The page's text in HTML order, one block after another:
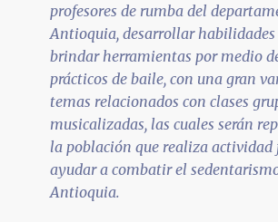
profesores de rumba del
Antioquia, desarrollar habilidades
brindar herramientas por medio
prácticos de baile, con una gran
temas relacionados con clases
musicalizadas, las cuales serán
la población que realiza actividad
ayudar a combatir el
Antioquia.